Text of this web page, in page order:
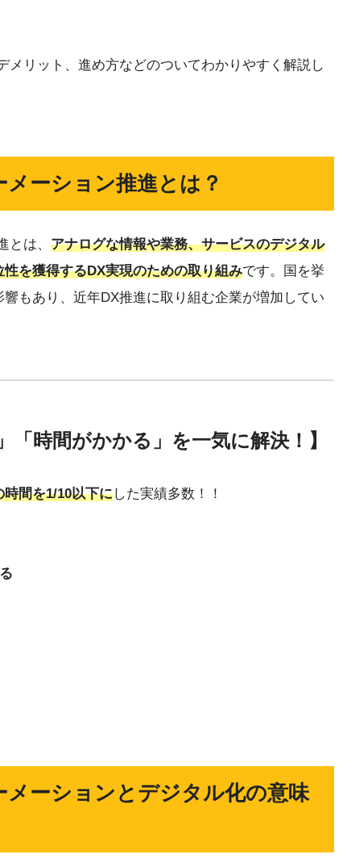
リット、進め方などのついてわかりやすく解説し
ーション推進とは？
は、 アナログな情報や業務、サービスのデジタル
を獲得するDX実現のための取り組みです。国を挙
もあり、近年DX推進に取り組む企業が増加してい
「時間がかかる」を一気に解決！】
時間を1/10以下にした実績多数！！
ーションとデジタル化の意味